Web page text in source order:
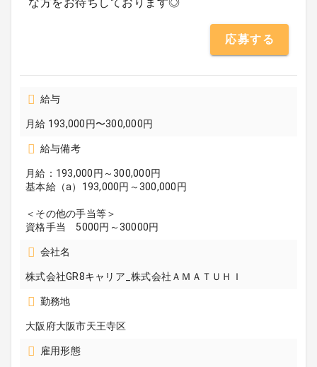
応募する
給与
月給 193,000円〜300,000円
給与備考
月給：193,000円～300,000円
基本給（a）193,000円～300,000円
＜その他の手当等＞
資格手当 5000円～30000円
会社名
株式会社GR8キャリア_株式会社ＡＭＡＴＵＨＩ
勤務地
大阪府大阪市天王寺区
雇用形態